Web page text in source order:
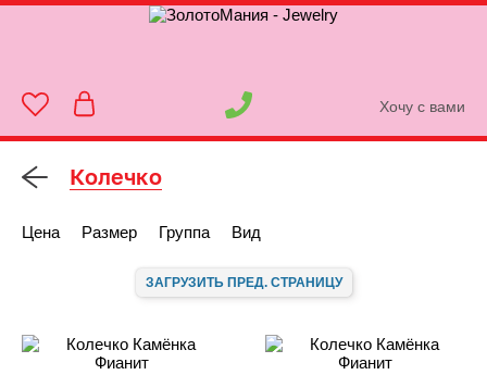
Хочу с вами
Колечко
Цена Размер Группа Вид
ЗАГРУЗИТЬ ПРЕД. СТРАНИЦУ